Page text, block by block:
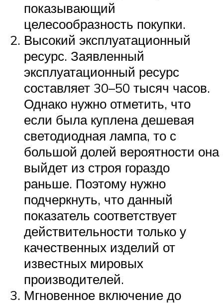
показывающий
целесообразность покупки.
Высокий эксплуатационный
ресурс. Заявленный
эксплуатационный ресурс
составляет 30–50 тысяч часов.
Однако нужно отметить, что
если была куплена дешевая
светодиодная лампа, то с
большой долей вероятности она
выйдет из строя гораздо
раньше. Поэтому нужно
подчеркнуть, что данный
показатель соответствует
действительности только у
качественных изделий от
известных мировых
производителей.
Мгновенное включение до